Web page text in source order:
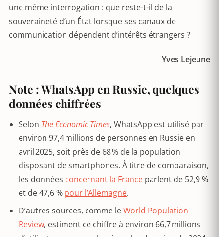
une même interrogation : que reste-t-il de la
souveraineté d’un État lorsque ses canaux de
communication dépendent d’intérêts étrangers ?
Yves Lejeune
Note : WhatsApp en Russie, quelques
données chiffrées
Selon The Economic Times, WhatsApp est utilisé par
environ 97,4 millions de personnes en Russie en
avril 2025, soit près de 68 % de la population
disposant de smartphones. À titre de comparaison,
les données concernant la France parlent de 52,9 %
et de 47,6 % pour l’Allemagne.
D’autres sources, comme leWorld Population
Review, estiment ce chiffre à environ 66,7 millions